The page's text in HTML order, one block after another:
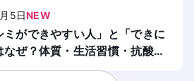
5日NEW
ができやすい人」と「できに
なぜ？体質・生活習慣・抗酸化
ださい。